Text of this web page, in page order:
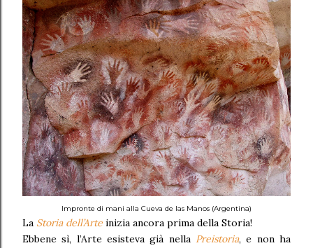
Impronte di mani alla Cueva de las Manos (Argentina)
La Storia dell’Arte inizia ancora prima della Storia!
Ebbene sì, l’Arte esisteva già nella Preistoria, e non ha